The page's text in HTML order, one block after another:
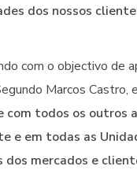
dos nossos
com o objectivo de
Marcos Castro,
todos os outros
em todas as
mercados e